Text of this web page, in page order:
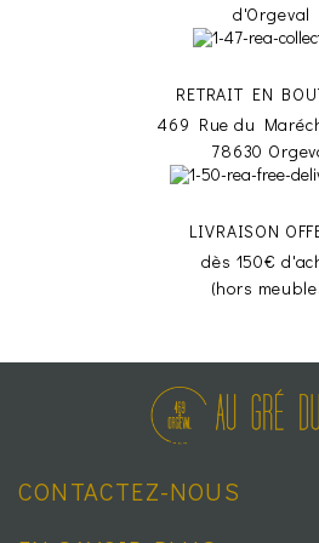
d'Orgeval
RETRAIT EN
469 Rue du
78630
LIVRAISON
dès 150€
(hors
CONTACTEZ-NOUS